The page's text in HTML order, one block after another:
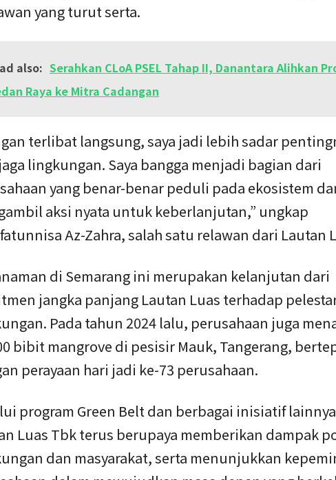
yang turut serta.
also: Serahkan CLoA PSEL Tahap II, Danantara Alihkan
Raya ke Mitra Cadangan
terlibat langsung, saya jadi lebih sadar
lingkungan. Saya bangga menjadi bagian dari
yang benar-benar peduli pada ekosistem
aksi nyata untuk keberlanjutan,” ungkap
Az-Zahra, salah satu relawan dari Lautan
di Semarang ini merupakan kelanjutan dari
jangka panjang Lautan Luas terhadap
Pada tahun 2024 lalu, perusahaan juga
bibit mangrove di pesisir Mauk, Tangerang,
perayaan hari jadi ke-73 perusahaan.
program Green Belt dan berbagai inisiatif
Luas Tbk terus berupaya memberikan dampak
dan masyarakat, serta menunjukkan